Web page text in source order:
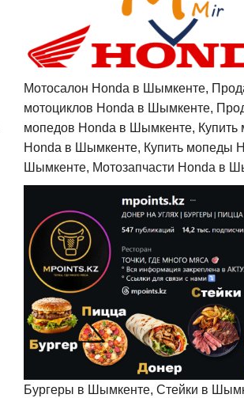
Мотосалон Honda в Шымкенте,
мотоциклов Honda в Шымкенте,
мопедов Honda в Шымкенте, Купить
Honda в Шымкенте, Купить мопеды
Шымкенте, Мотозапчасти Honda в
Бургеры в Шымкенте, Стейки в